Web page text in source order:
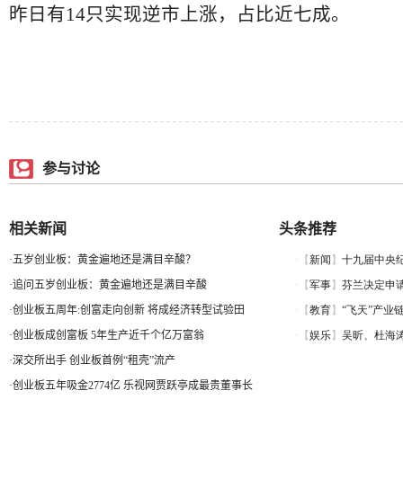
昨日有14只实现逆市上涨，占比近七成。
参与讨论
相关新闻
·五岁创业板：黄金遍地还是满目辛酸？
·追问五岁创业板：黄金遍地还是满目辛酸
·创业板五周年:创富走向创新 将成经济转型试验田
·创业板成创富板 5年生产近千个亿万富翁
·深交所出手 创业板首例“租壳”流产
·创业板五年吸金2774亿 乐视网贾跃亭成最贵董事长
头条推荐